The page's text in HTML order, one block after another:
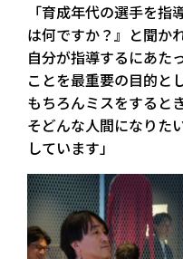
「育成年代の選手を
は何ですか？』と聞か
自分が指導するにあた
ことを最重要の目的と
もちろんミスをすると
そどんな人間になりた
しています」